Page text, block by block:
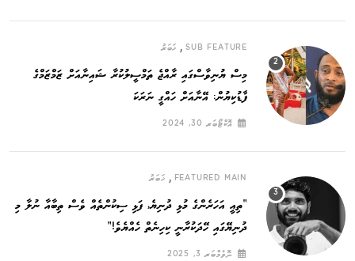
SUB FEATURE
, ޚަބަރު
މިސް ޔުނިވާސްގައި ރާއްޖެ ތަމްސީލުކުރާ ޝައިނާއަށް ޒަމްޒަމްގެ
ފާޑުކިޔުން: އޭނާއަށް ހައްގީ ނަރަކަ
އޮކްޓޯބަރ 30, 2024
FEATURED MAIN
, ޚަބަރު
”ތިއީ އަހަރެންގެ މުޅި ދުނިޔެ, ފަޅި ސިކުންތެއް ވެސް ތިބާއާ ނުލާ މި
ދުނިޔޭގައި ހޭދަކުރާނީ ކިހިނެތް ހެއްޔެވެ!“
ނޮވެމްބަރ 3, 2025